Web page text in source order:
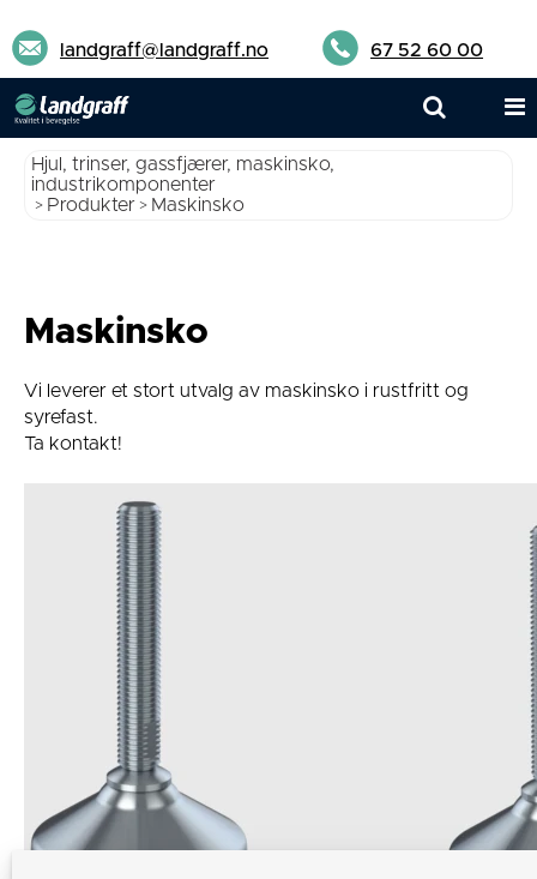
landgraff@landgraff.no 67 52 60 00
Hjul, trinser, gassfjærer, maskinsko,
industrikomponenter
> Produkter > Maskinsko
Maskinsko
Vi leverer et stort utvalg av maskinsko i rustfritt og
syrefast.
Ta kontakt!